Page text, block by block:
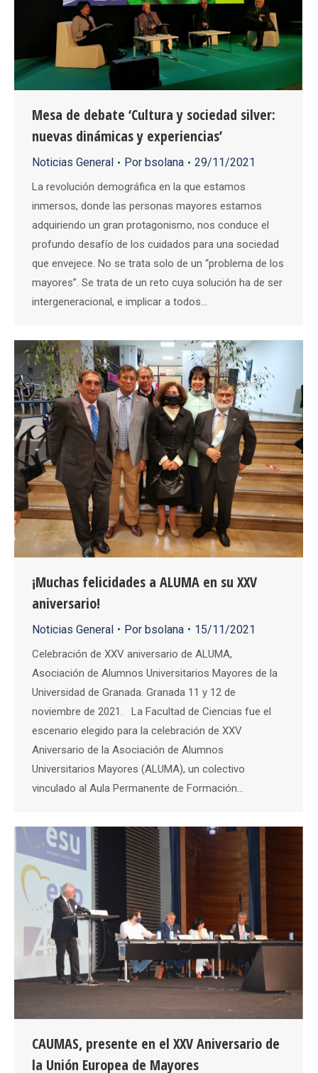
Mesa de debate ‘Cultura y sociedad silver:
nuevas dinámicas y experiencias’
Noticias General Por bsolana 29/11/2021
La revolución demográfica en la que estamos
inmersos, donde las personas mayores estamos
adquiriendo un gran protagonismo, nos conduce el
profundo desafío de los cuidados para una sociedad
que envejece. No se trata solo de un “problema de los
mayores”. Se trata de un reto cuya solución ha de ser
intergeneracional, e implicar a todos…
¡Muchas felicidades a ALUMA en su XXV
aniversario!
Noticias General Por bsolana 15/11/2021
Celebración de XXV aniversario de ALUMA,
Asociación de Alumnos Universitarios Mayores de la
Universidad de Granada. Granada 11 y 12 de
noviembre de 2021. La Facultad de Ciencias fue el
escenario elegido para la celebración de XXV
Aniversario de la Asociación de Alumnos
Universitarios Mayores (ALUMA), un colectivo
vinculado al Aula Permanente de Formación…
CAUMAS, presente en el XXV Aniversario de
la Unión Europea de Mayores